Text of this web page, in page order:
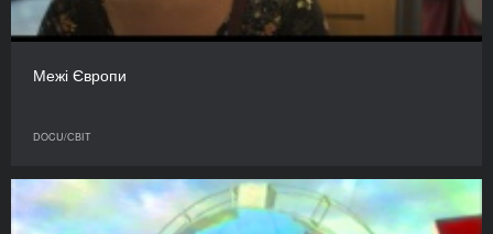
Межі Європи
DOCU/СВІТ